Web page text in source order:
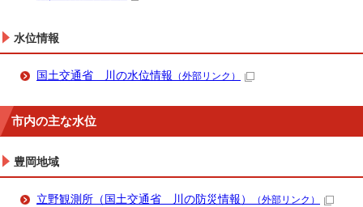
水位情報
国土交通省 川の水位情報 （外部リンク）
市内の主な水位
豊岡地域
立野観測所（国土交通省 川の防災情報） （外部リンク）